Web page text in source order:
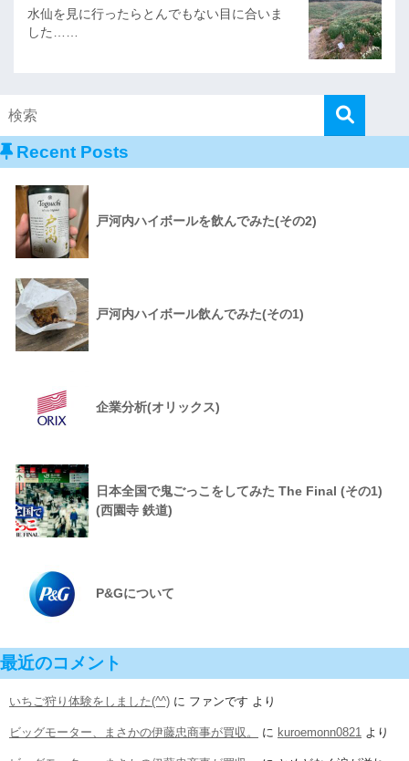
水仙を見に行ったらとんでもない目に合いま
した……
Recent Posts
戸河内ハイボールを飲んでみた(その2)
戸河内ハイボール飲んでみた(その1)
企業分析(オリックス)
日本全国で鬼ごっこをしてみた The Final (その1)
(西園寺 鉄道)
P&Gについて
最近のコメント
いちご狩り体験をしました(^^) に ファンです より
ビッグモーター、まさかの伊藤忠商事が買収。 に kuroemonn0821 より